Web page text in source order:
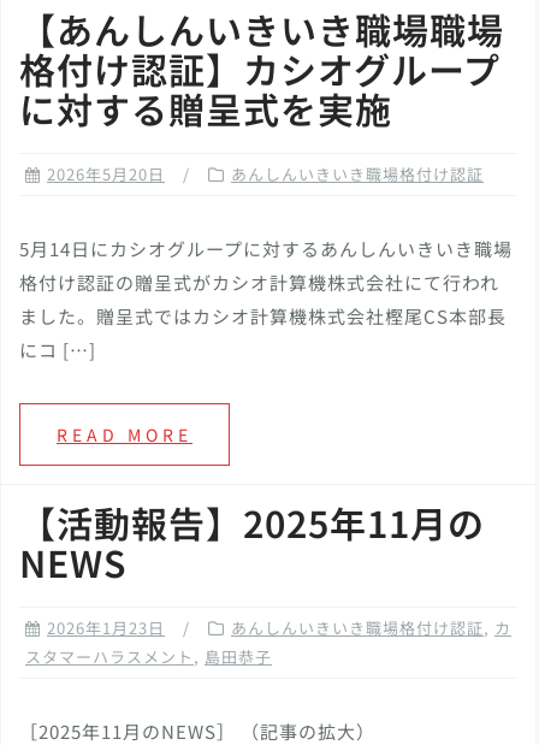
【あんしんいきいき職場職場
格付け認証】カシオグループ
に対する贈呈式を実施
2026年5月20日 あんしんいきいき職場格付け認証
5月14日にカシオグループに対するあんしんいきいき職場
格付け認証の贈呈式がカシオ計算機株式会社にて行われ
ました。贈呈式ではカシオ計算機株式会社樫尾CS本部長
にコ […]
READ MORE
【活動報告】2025年11月の
NEWS
2026年1月23日 あんしんいきいき職場格付け認証, カ
スタマーハラスメント , 島田恭子
［2025年11月のNEWS］ （記事の拡大）